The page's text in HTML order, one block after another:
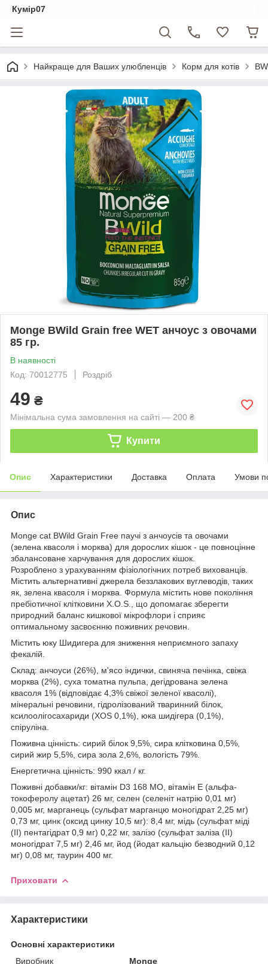
Кумір07
Найкраще для Ваших улюбленців Корм для котів
Monge BWild Grain free WET анчоус з овочами
85 гр.
В наявності
Код: 70012775
Роздріб
49 ₴
Мінімальна сума замовлення на сайті — 200 ₴
Купити
Опис Характеристики Доставка Оплата Умови
Опис
Monge cat BWild Grain Free паучі з анчоусів та овочами
(зелена квасоля і морква) для дорослих кішок - це повноцінне
збалансоване харчування для дорослих кішок.
Розроблено з урахуванням фізіологічних потреб вихованців.
Містить альтернативні джерела беззлакових вуглеводів, таких
як, зелена квасоля і морква. Формула містить нове покоління
пребіотичної клітковини Х.О.S., що допомагає зберегти
природний баланс кишкової мікрофлори і сприяє
оптимальному засвоєнню поживних речовин.
Містить юку Шидигера для зниження неприємного запаху
фекалій.
Склад: анчоуси (26%), м'ясо індички, свиняча печінка, свіжа
морква (2%), суха томатна пульпа, дегідрована зелена
квасоля 1% (відповідає 4,3% свіжої зеленої квасолі),
мінеральні речовини, гідролізований тваринний білок,
ксилоолігосахариди (XOS 0,1%), юка шидігера (0,1%),
спіруліна.
Поживна цінність: сирий білок 9,5%, сира клітковина 0,5%,
сирий жир 5,5%, сира зола 2,6%, вологість 79%.
Енергетична цінність: 990 ккал / кг.
Поживні добавки/кг: вітамін D3 168 МО, вітамін Е (альфа-
токоферолу ацетат) 26 мг, селен (селеніт натрію 0,01 мг)
0,005 мг, марганець (сульфат марганцю моногідрат 2,25 мг)
0,73 мг, цинк (оксид цинку 10,5 мг): 8,4 мг, мідь (сульфат міді
(II) пентагідрат 0,9 мг) 0,22 мг, залізо (сульфат заліза (II)
моногідрат 7,5 мг) 2,46 мг, йод (йодат кальцію безводний 0,12
мг) 0,08 мг, таурин 400 мг.
Приховати
Характеристики
Основні характеристики
Виробник
Monge